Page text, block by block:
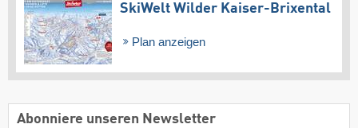
SkiWelt Wilder Kaiser-Brixental
Plan anzeigen
Abonniere unseren Newsletter